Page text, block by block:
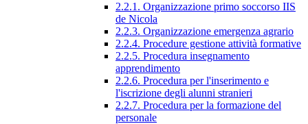
2.2.1. Organizzazione primo soccorso IIS
de Nicola
2.2.3. Organizzazione emergenza agrario
2.2.4. Procedure gestione attività formative
2.2.5. Procedura insegnamento
apprendimento
2.2.6. Procedura per l'inserimento e
l'iscrizione degli alunni stranieri
2.2.7. Procedura per la formazione del
personale